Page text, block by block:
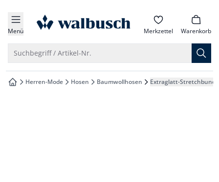
springen
springen
springen
springen
Menü zur Startseite Merkzettel Warenkorb
Suchbegriff / Artikel-Nr.
zur Startseite
Herren-Mode Hosen Baumwollhosen Extraglatt-Stretchbund